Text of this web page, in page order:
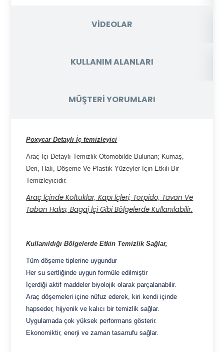
VİDEOLAR
KULLANIM ALANLARI
MÜŞTERİ YORUMLARI
Poxycar Detaylı İç temizleyici
Araç İçi Detaylı Temizlik Otomobilde Bulunan; Kumaş,
Deri, Halı, Döşeme Ve Plastik Yüzeyler İçin Etkili Bir
Temizleyicidir.
Araç İçinde Koltuklar, Kapı İçleri, Torpido, Tavan Ve
Taban Halısı, Bagaj İçi Gibi Bölgelerde Kullanılabilir.
Kullanıldığı Bölgelerde Etkin Temizlik Sağlar,
Tüm döşeme tiplerine uygundur
Her su sertliğinde uygun formüle edilmiştir
İçerdiği aktif maddeler biyolojik olarak parçalanabilir.
Araç döşemeleri içine nüfuz ederek, kiri kendi içinde
hapseder, hijyenik ve kalıcı bir temizlik sağlar.
Uygulamada çok yüksek performans gösterir.
Ekonomiktir, enerji ve zaman tasarrufu sağlar.